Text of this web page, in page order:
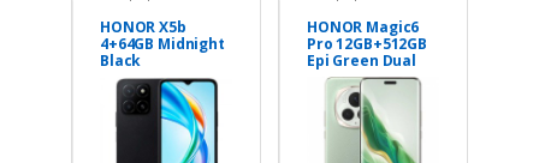
HONOR X5b
4+64GB Midnight
Black
HONOR Magic6
Pro 12GB+512GB
Epi Green Dual
Card Open
Market Ver. EU
Charger